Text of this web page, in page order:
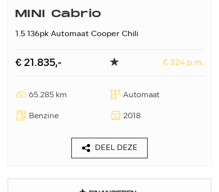
MINI Cabrio
1.5 136pk Automaat Cooper Chili
€ 21.835,- € 324 p.m.
65.285 km
Automaat
Benzine
2018
DEEL DEZE